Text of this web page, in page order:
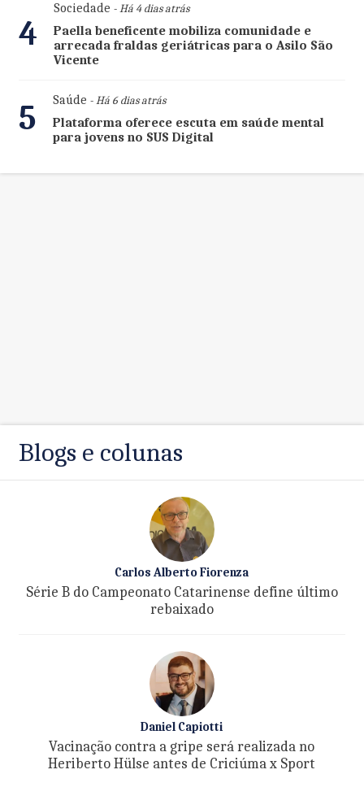
4
Sociedade - Há 4 dias atrás
Paella beneficente mobiliza comunidade e
arrecada fraldas geriátricas para o Asilo São
Vicente
5 Saúde - Há 6 dias atrás
Plataforma oferece escuta em saúde mental
para jovens no SUS Digital
Blogs e colunas
Carlos Alberto Fiorenza
Série B do Campeonato Catarinense define último
rebaixado
Daniel Capiotti
Vacinação contra a gripe será realizada no
Heriberto Hülse antes de Criciúma x Sport